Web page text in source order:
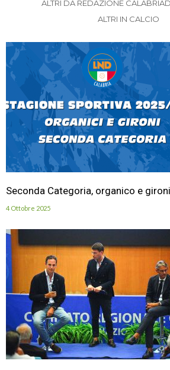
ALTRI DA REDAZIONE
ALTRI IN CALCIO
Seconda Categoria, organico e gironi
4 Ottobre 2025